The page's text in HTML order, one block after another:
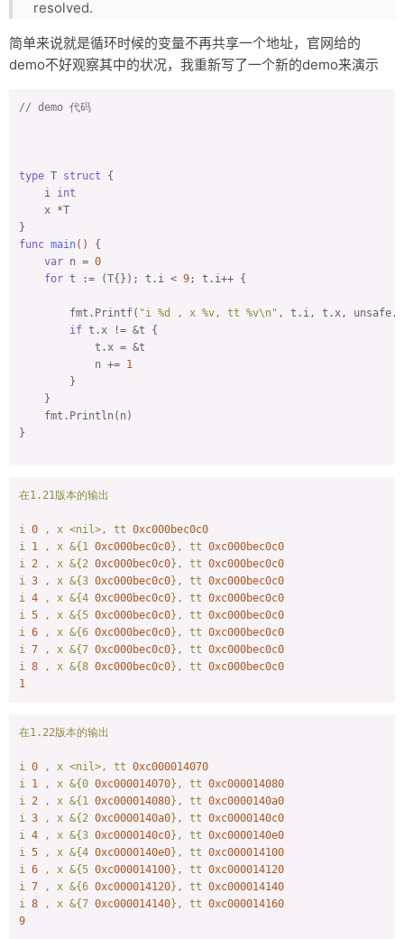
resolved.
简单来说就是循环时候的变量不再共享一个地址，官网给的
demo不好观察其中的状况，我重新写了一个新的demo来演示
// demo 代码
type T struct {
i int
x *T
func main()
{
var n = 0
for t := (T{}); t.i < 9; t.i++ {
        fmt.Printf(
"i %d , x %v, tt %v\n" , t.i, t.x,
if t.x != &t {
            t.x = &t
            n +=
1
        }
    }
    fmt.Println(n)
}
在1.21版本的输出
i 0 , x <nil>, tt 0xc000bec0c0
i 1 , x &{1 0xc000bec0c0}, tt 0xc000bec0c0
i 2 , x &{2 0xc000bec0c0}, tt 0xc000bec0c0
i 3 , x &{3 0xc000bec0c0}, tt 0xc000bec0c0
i 4 , x &{4 0xc000bec0c0}, tt 0xc000bec0c0
i 5 , x &{5 0xc000bec0c0}, tt 0xc000bec0c0
i 6 , x &{6 0xc000bec0c0}, tt 0xc000bec0c0
i 7 , x &{7 0xc000bec0c0}, tt 0xc000bec0c0
i 8 , x &{8 0xc000bec0c0}, tt 0xc000bec0c0
1
在1.22版本的输出
i 0 , x <nil>, tt 0xc000014070
i 1 , x &{0 0xc000014070}, tt 0xc000014080
i 2 , x &{1 0xc000014080}, tt 0xc0000140a0
i 3 , x &{2 0xc0000140a0}, tt 0xc0000140c0
i 4 , x &{3 0xc0000140c0}, tt 0xc0000140e0
i 5 , x &{4 0xc0000140e0}, tt 0xc000014100
i 6 , x &{5 0xc000014100}, tt 0xc000014120
i 7 , x &{6 0xc000014120}, tt 0xc000014140
i 8 , x &{7 0xc000014140}, tt 0xc000014160
9